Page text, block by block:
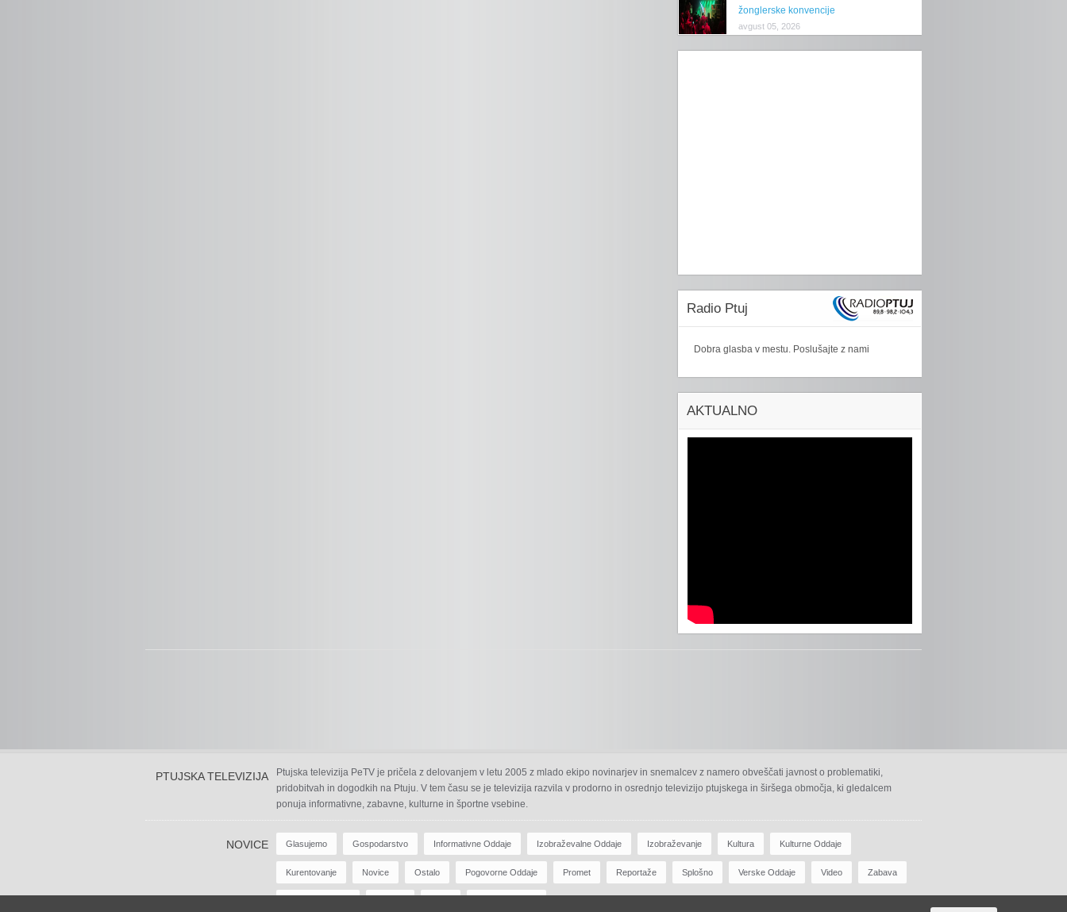
žonglerske konvencije
avgust 05, 2026
Radio Ptuj
Dobra glasba v mestu. Poslušajte z nami
AKTUALNO
PTUJSKA TELEVIZIJA
Ptujska televizija PeTV je pričela z delovanjem v letu 2005 z mlado ekipo novinarjev in snemalcev z namero obveščati javnost o problematiki,
pridobitvah in dogodkih na Ptuju. V tem času se je televizija razvila v prodorno in osrednjo televizijo ptujskega in širšega območja, ki gledalcem
ponuja informativne, zabavne, kulturne in športne vsebine.
NOVICE Glasujemo Gospodarstvo Informativne Oddaje Izobraževalne Oddaje Izobraževanje Kultura Kulturne Oddaje
Kurentovanje Novice Ostalo Pogovorne Oddaje Promet Reportaže Splošno Verske Oddaje Video Zabava